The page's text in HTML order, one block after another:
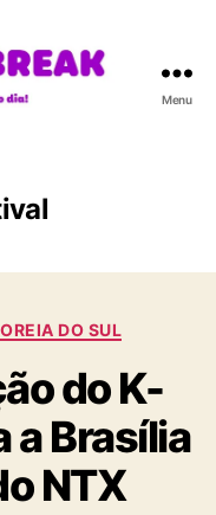
Menu
DO SUL
do K-
a Brasília
NTX